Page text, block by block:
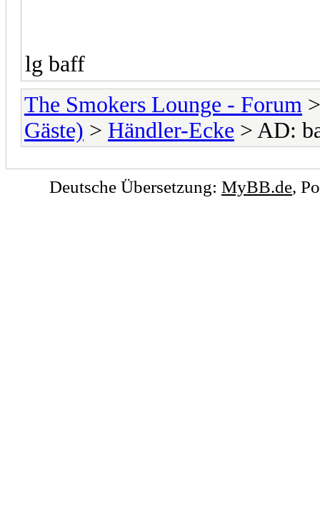
lg baff
The Smokers Lounge - Forum
Gäste) > Händler-Ecke > AD:
Deutsche Übersetzung: MyBB.de,